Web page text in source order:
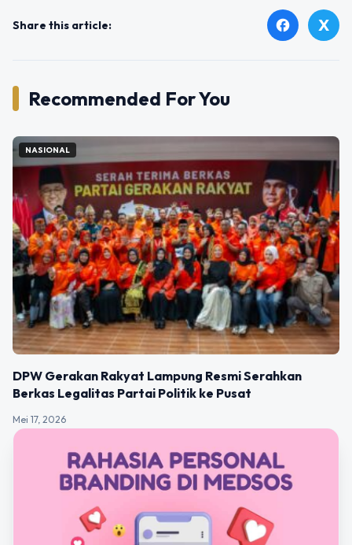
Share this article: facebook X
Recommended For You
NASIONAL
DPW Gerakan Rakyat Lampung Resmi Serahkan
Berkas Legalitas Partai Politik ke Pusat
Mei 17, 2026